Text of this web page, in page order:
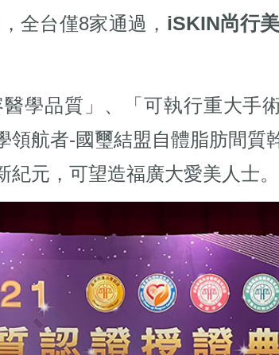
全台僅8家通過， iSKIN尚行
學品質」、「可執行重大手術
領航者-國璽結盟自體脂肪間質
元，可望造福廣大愛美人士。